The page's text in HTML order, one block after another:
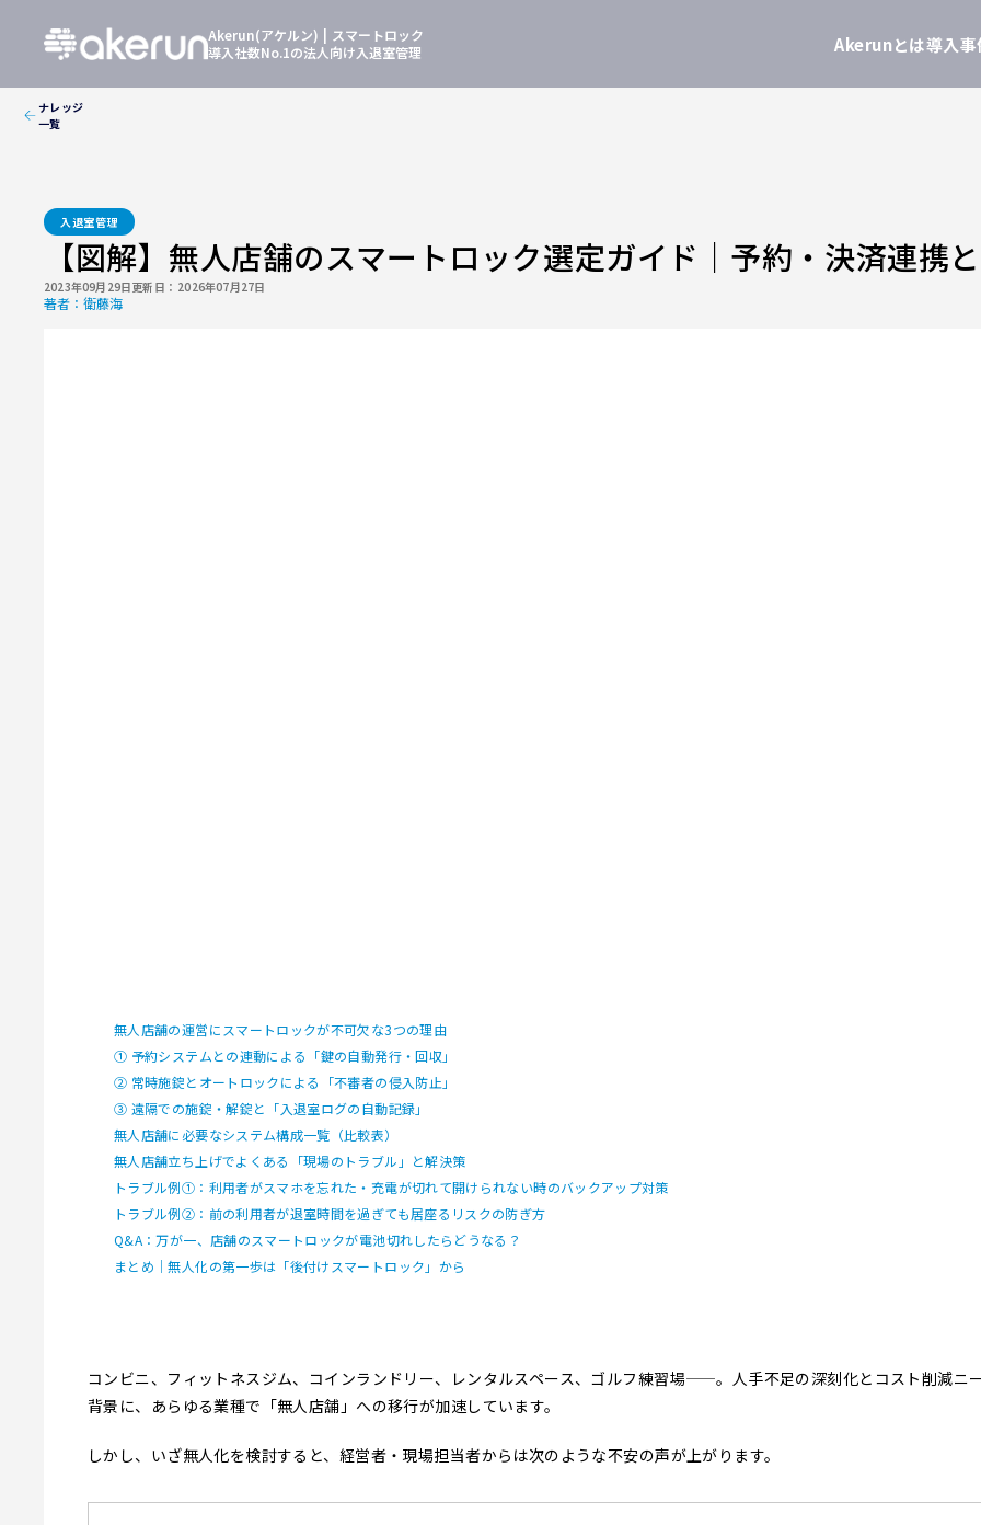
Akerun(アケルン) | スマートロック
導入社数No.1の法人向け入退室管理
Akerunとは導入事
ナレッジ
一覧
入退室管理
【図解】無人店舗のスマートロック選定ガイド｜予約・決済連携
2023年09月29日更新日： 2026年07月27日
著者： 衛藤海
無人店舗の運営にスマートロックが不可欠な3つの理由
① 予約システムとの連動による「鍵の自動発行・回収」
② 常時施錠とオートロックによる「不審者の侵入防止」
③ 遠隔での施錠・解錠と「入退室ログの自動記録」
無人店舗に必要なシステム構成一覧（比較表）
無人店舗立ち上げでよくある「現場のトラブル」と解決策
トラブル例①：利用者がスマホを忘れた・充電が切れて開けられない時のバックアップ対策
トラブル例②：前の利用者が退室時間を過ぎても居座るリスクの防ぎ方
Q&A：万が一、店舗のスマートロックが電池切れしたらどうなる？
まとめ｜無人化の第一歩は「後付けスマートロック」から
コンビニ、フィットネスジム、コインランドリー、レンタルスペース、ゴルフ練習場——。人手不足の深刻化とコスト削減ニ
背景に、あらゆる業種で「無人店舗」への移行が加速しています。
しかし、いざ無人化を検討すると、経営者・現場担当者からは次のような不安の声が上がります。